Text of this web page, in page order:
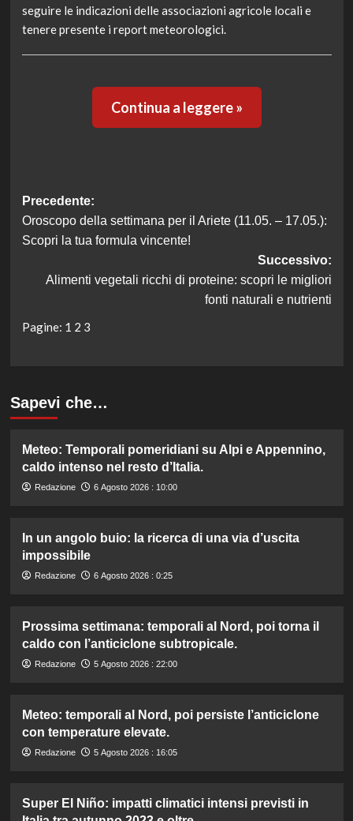
seguire le indicazioni delle associazioni agricole locali e
tenere presente i report meteorologici.
Continua a leggere »
Navigazione
articolo
Precedente:
Oroscopo della settimana per il Ariete (11.05. – 17.05.):
Scopri la tua formula vincente!
Successivo:
Alimenti vegetali ricchi di proteine: scopri le migliori
fonti naturali e nutrienti
Pagine: 1 2 3
Sapevi che…
Meteo: Temporali pomeridiani su Alpi e Appennino,
caldo intenso nel resto d’Italia.
Redazione 6 Agosto 2026 : 10:00
In un angolo buio: la ricerca di una via d’uscita
impossibile
Redazione 6 Agosto 2026 : 0:25
Prossima settimana: temporali al Nord, poi torna il
caldo con l’anticiclone subtropicale.
Redazione 5 Agosto 2026 : 22:00
Meteo: temporali al Nord, poi persiste l’anticiclone
con temperature elevate.
Redazione 5 Agosto 2026 : 16:05
Super El Niño: impatti climatici intensi previsti in